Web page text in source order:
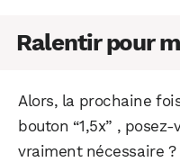
Ralentir pour
Alors, la prochaine
bouton “1,5x” ,
vraiment nécessaire